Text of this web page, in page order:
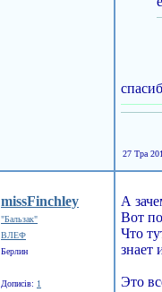
27 Тра
missFinchley
"Бальзак"
ВЛЕФ
Берлин
Дописів: 1
А
Вот
Что
знает
Это